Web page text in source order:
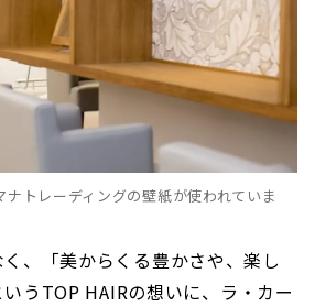
トレーディングの壁紙が使われていま
、「美からくる豊かさや、楽し
うTOP HAIRの想いに、ラ・カー